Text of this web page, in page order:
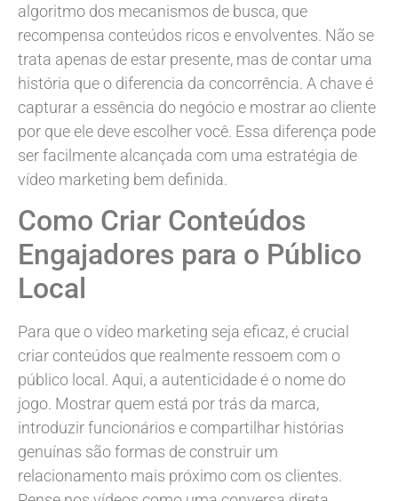
algoritmo dos mecanismos de busca, que
recompensa conteúdos ricos e envolventes. Não se
trata apenas de estar presente, mas de contar uma
história que o diferencia da concorrência. A chave é
capturar a essência do negócio e mostrar ao cliente
por que ele deve escolher você. Essa diferença pode
ser facilmente alcançada com uma estratégia de
vídeo marketing bem definida.
Como Criar Conteúdos
Engajadores para o Público
Local
Para que o vídeo marketing seja eficaz, é crucial
criar conteúdos que realmente ressoem com o
público local. Aqui, a autenticidade é o nome do
jogo. Mostrar quem está por trás da marca,
introduzir funcionários e compartilhar histórias
genuínas são formas de construir um
relacionamento mais próximo com os clientes.